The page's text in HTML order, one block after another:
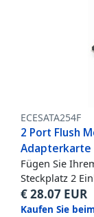
ECESATA254F
2 Port Flush
Adapterkarte
Fügen Sie
Steckplatz 2
€28.07 EUR
Kaufen Sie